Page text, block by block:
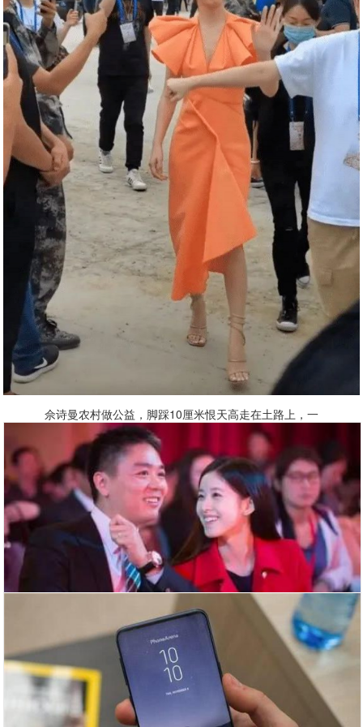
佘诗曼农村做公益，脚踩10厘米恨天高走在土路上，一